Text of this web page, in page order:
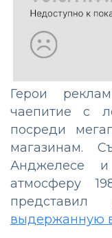
Герои
чаепитие с
посреди
магазинам.
Анджелесе
атмосферу
представил
выдержанную в